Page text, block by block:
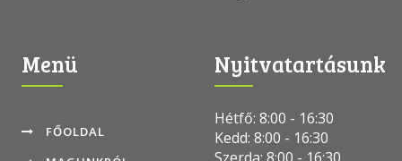
Menü
FŐOLDAL
Nyitvatartásunk
Hétfő: 8:00 - 16:30
Kedd: 8:00 - 16:30